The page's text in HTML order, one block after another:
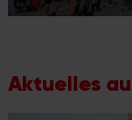
Aktuelles